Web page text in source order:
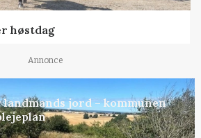
høstdag
Annonce
jord – kommunen